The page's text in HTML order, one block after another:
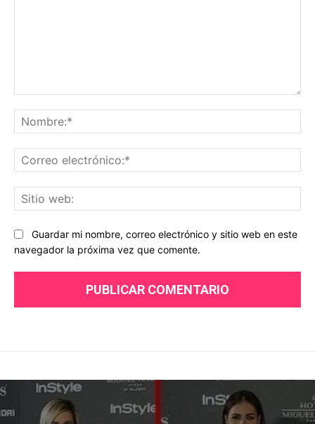
Guardar mi nombre, correo electrónico y sitio web en este
navegador la próxima vez que comente.